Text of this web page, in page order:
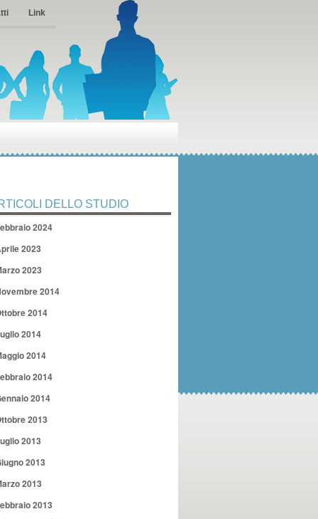
Link
DELLO STUDIO
2024
2023
2023
2014
2014
2014
2014
2014
2014
2013
2013
2013
2013
2013